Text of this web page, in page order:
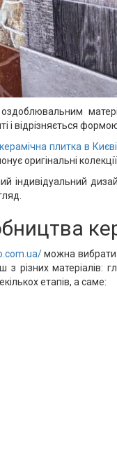
відрізняється
керамічна плитка в Києві
оригінальні
індивідуальний
можна вибрати
з різних матеріалів:
етапів, а саме: